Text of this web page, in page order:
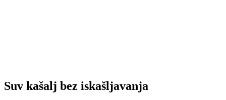
Suv kašalj bez iskašljavanja